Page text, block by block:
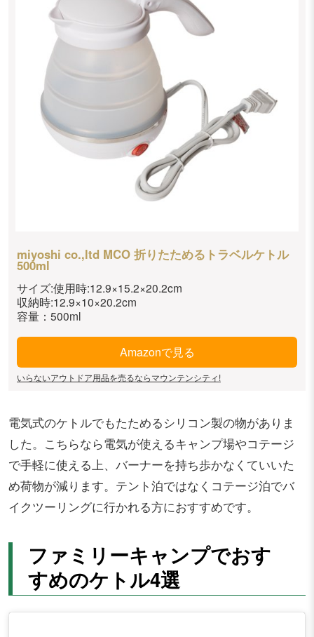
miyoshi co.,ltd MCO 折りたためるトラベルケトル
500ml
サイズ:使用時:12.9×15.2×20.2cm
収納時:12.9×10×20.2cm
容量：500ml
Amazonで見る
いらないアウトドア用品を売るならマウンテンシティ!
電気式のケトルでもたためるシリコン製の物がありま
した。こちらなら電気が使えるキャンプ場やコテージ
で手軽に使える上、バーナーを持ち歩かなくていいた
め荷物が減ります。テント泊ではなくコテージ泊でバ
イクツーリングに行かれる方におすすめです。
ファミリーキャンプでおす
すめのケトル4選